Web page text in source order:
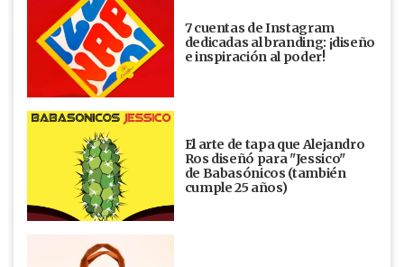
7 cuentas de Instagram
dedicadas al branding: ¡diseño
e inspiración al poder!
El arte de tapa que Alejandro
Ros diseñó para "Jessico"
de Babasónicos (también
cumple 25 años)